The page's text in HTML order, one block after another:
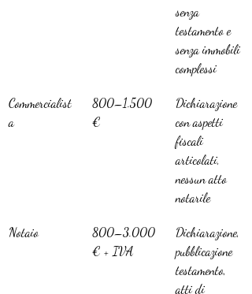
senza
testamento e
senza immobili
complessi
Commercialist
a
800–1.500
€
Dichiarazione
con aspetti
fiscali
articolati,
nessun atto
notarile
Notaio
800–3.000
€ + IVA
Dichiarazione,
pubblicazione
testamento,
atti di